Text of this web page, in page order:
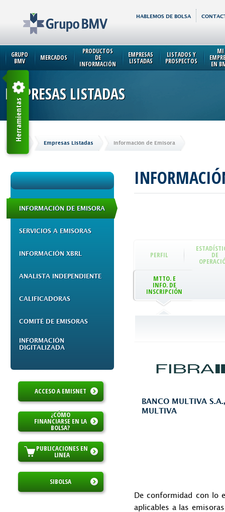
HABLEMOS DE BOLSA
GRUPO
BMV MERCADOS
PRODUCTOS
DE
INFORMACIÓN
EMPRESAS
LISTADAS
LISTADOS Y
PROSPECTOS
MI
EN
EMPRESAS LISTADAS
Inicio Empresas Listadas Información de Emisora
INFORMACIÓN DE EMISORA
SERVICIOS A EMISORAS
INFORMACIÓN XBRL
ANALISTA INDEPENDIENTE
CALIFICADORAS
COMITÉ DE EMISORAS
INFORMACIÓN
DIGITALIZADA
ACCESO A EMISNET
¿CÓMO
FINANCIARSE EN LA
BOLSA?
PUBLICACIONES EN
LINEA
SIBOLSA
PERFIL DE
MTTO. E
INFO. DE
INSCRIPCIÓN
BANCO MULTIVA
MULTIVA
De conformidad con lo
aplicables a las
Herramientas